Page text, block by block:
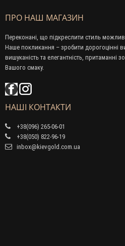
ПРО НАШ МАГАЗИН
Переконані, що підкреслити стиль
Наше покликання – зробити дорогоцінні
вишуканість та елегантність,
Вашого смаку.
НАШІ КОНТАКТИ
+38(096) 265-06-01
+38(050) 822-96-19
inbox@kievgold.com.ua